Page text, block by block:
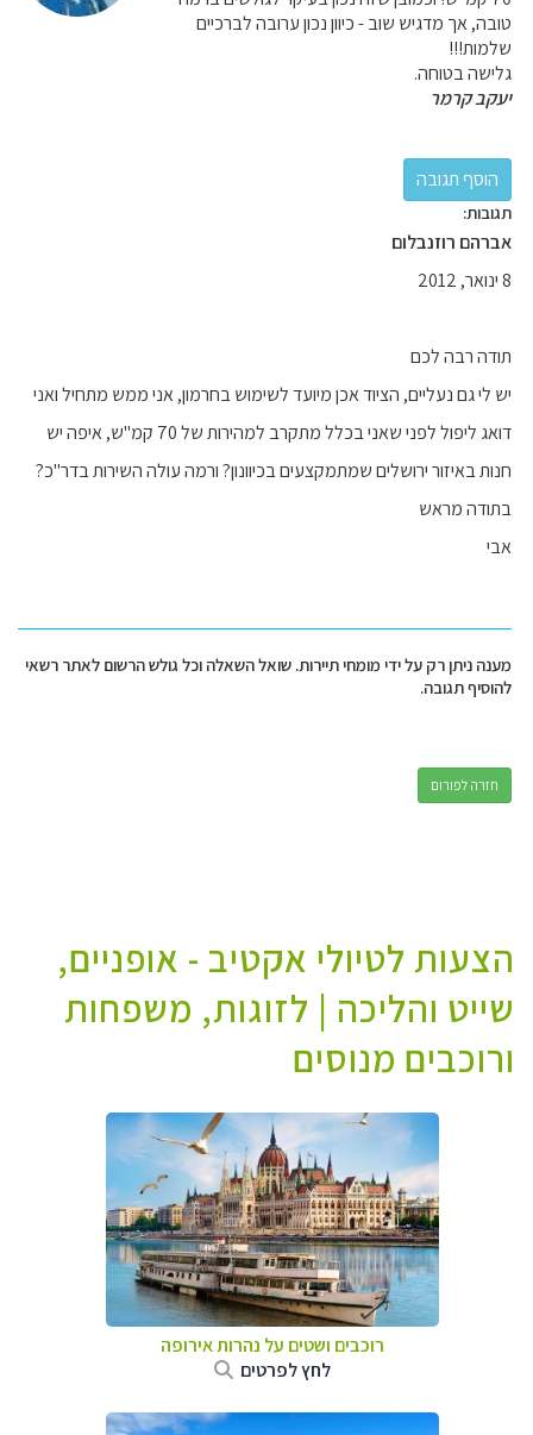
טובה, אך מדגיש שוב - כיוון נכון ערובה לברכיים
שלמות!!!
גלישה בטוחה.
יעקב קרמר
תגובות:
אברהם רוזנבלום
8 ינואר, 2012
תודה רבה לכם
יש לי גם נעליים, הציוד אכן מיועד לשימוש בחרמון, אני ממש מתחיל ואני
דואג ליפול לפני שאני בכלל מתקרב למהירות של 70 קמ"ש, איפה יש
חנות באיזור ירושלים שמתמקצעים בכיוונון? ורמה עולה השירות בדר"כ?
בתודה מראש
אבי
מענה ניתן רק על ידי מומחי תיירות. שואל השאלה וכל גולש הרשום לאתר רשאי
להוסיף תגובה.
חזרה לפורום
הצעות לטיולי אקטיב - אופניים,
שייט והליכה | לזוגות, משפחות
ורוכבים מנוסים
רוכבים ושטים על נהרות אירופה
לחץ לפרטים